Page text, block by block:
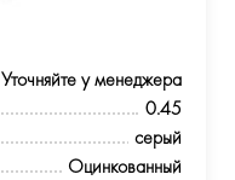
Уточняйте у менеджера
0.45
серый
Оцинкованный